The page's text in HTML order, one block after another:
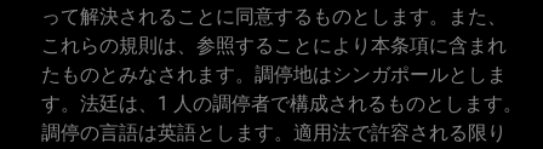
って解決されることに同意するものとします。また、
これらの規則は、参照することにより本条項に含まれ
たものとみなされます。調停地はシンガポールとしま
す。法廷は、1 人の調停者で構成されるものとします。
調停の言語は英語とします。適用法で許容される限り